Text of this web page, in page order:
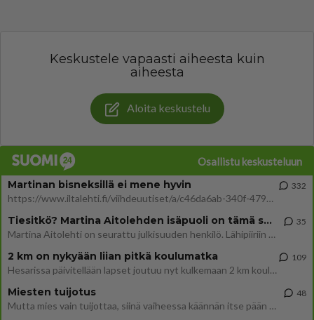
Keskustele vapaasti aiheesta kuin
aiheesta
Aloita keskustelu
Osallistu keskusteluun
Martinan bisneksillä ei mene hyvin
https://www.iltalehti.fi/viihdeuutiset/a/c46da6ab-340f-4790-aaa7-0865eed2336 Yrityksen konkurssihakemus on tullut kärä
332
Tiesitkö? Martina Aitolehden isäpuoli on tämä suosittu laulaja
Martina Aitolehti on seurattu julkisuuden henkilö. Lähipiiriin mahtuu muitakin tunnettuja henkilöitä. Tiesitkö, että Ma
35
2 km on nykyään liian pitkä koulumatka
Hesarissa päivitellään lapset joutuu nyt kulkemaan 2 km kouluun jösses. Ruostefillarilla tuo matka menee vaikka miten äk
109
Miesten tuijotus
Mutta mies vain tuijottaa, siinä vaiheessa käännän itse pään pois. Mikä juttu? Yleensä jos joku tuijottaa tai katsoo, hä
48